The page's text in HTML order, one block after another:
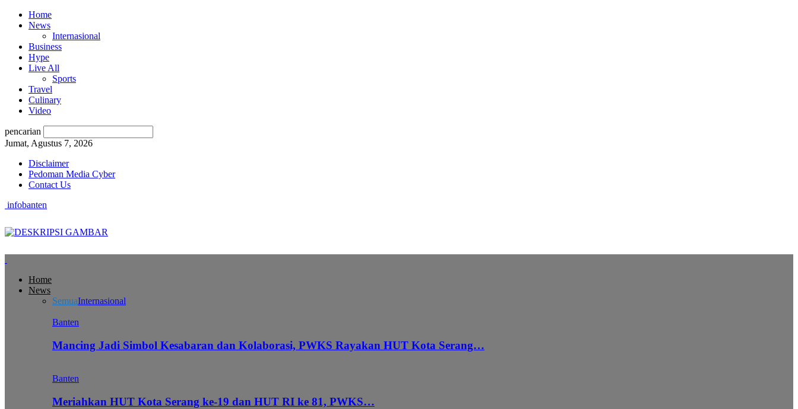
Home
News
Internasional
Business
Hype
Live All
Sports
Travel
Culinary
Video
pencarian
Jumat, Agustus 7, 2026
Disclaimer
Pedoman Media Cyber
Contact Us
infobanten
Home
News
SemuaInternasional
Banten
Mancing Jadi Simbol Kesabaran dan Kolaborasi, PWKS Rayakan HUT Kota Serang…
Banten
Meriahkan HUT Kota Serang ke-19 dan HUT RI ke 81, PWKS…